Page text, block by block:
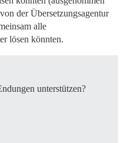
der Übersetzungsagentur
alle
lösen könnten.
unterstützen?